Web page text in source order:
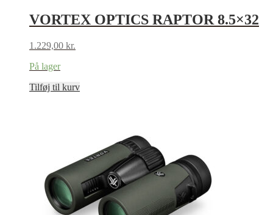
VORTEX OPTICS RAPTOR 8.5×32
1.229,00 kr.
På lager
Tilføj til kurv